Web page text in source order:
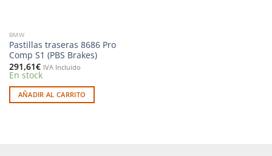
BMW
Pastillas traseras 8686 Pro
Comp S1 (PBS Brakes)
291,61€ IVA Incluido
En stock
AÑADIR AL CARRITO